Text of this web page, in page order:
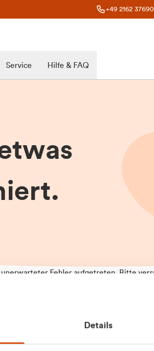
Details
+49 2162
Service Hilfe & FAQ
unerwarteter Fehler aufgetreten. Bitte
Fehler an. Wir entschuldigen uns für